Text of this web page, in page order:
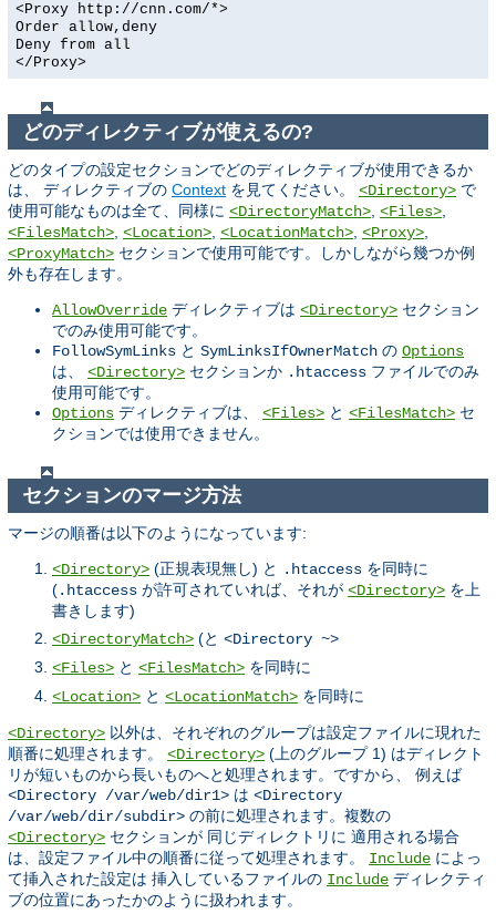
<Proxy http://cnn.com/*>
Order allow,deny
Deny from all
</Proxy>
どのディレクティブが使えるの?
どのタイプの設定セクションでどのディレクティブが使用できるか
は、 ディレクティブの Context を見てください。 <Directory> で
使用可能なものは全て、同様に <DirectoryMatch> <Files>
<FilesMatch> <Location> <LocationMatch> <Proxy>
<ProxyMatch> セクションで使用可能です。しかしながら幾つか例
外も存在します。
AllowOverride ディレクティブは <Directory> セクション
でのみ使用可能です。
FollowSymLinks と SymLinksIfOwnerMatch の Options
は、 <Directory> セクションか .htaccess ファイルでのみ
使用可能です。
Options ディレクティブは、 <Files> と <FilesMatch> セ
クションでは使用できません。
セクションのマージ方法
マージの順番は以下のようになっています:
<Directory> (正規表現無し) と .htaccess を同時に
(.htaccess が許可されていれば、それが <Directory> を上
書きします)
<DirectoryMatch> (と <Directory ~>
<Files> と <FilesMatch> を同時に
<Location> と <LocationMatch> を同時に
<Directory> 以外は、それぞれのグループは設定ファイルに現れた
順番に処理されます。 <Directory> (上のグループ 1) はディレクト
リが短いものから長いものへと処理されます。ですから、 例えば
<Directory /var/web/dir1> は <Directory
/var/web/dir/subdir> の前に処理されます。複数の
<Directory> セクションが 同じディレクトリに 適用される場合
は、設定ファイル中の順番に従って処理されます。 Include によっ
て挿入された設定は 挿入しているファイルの Include ディレクティ
ブの位置にあったかのように扱われます。